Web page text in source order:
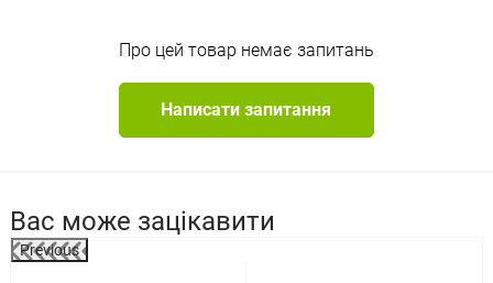
Про цей товар немає запитань
Написати запитання
Вас може зацікавити
Previous